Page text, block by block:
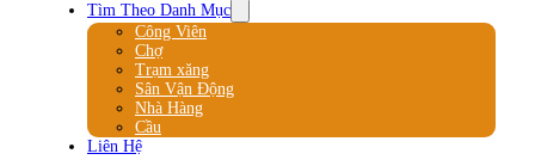
Tìm Theo Danh Mục
Công Viên
Chợ
Trạm xăng
Sân Vận Động
Nhà Hàng
Cầu
Liên Hệ